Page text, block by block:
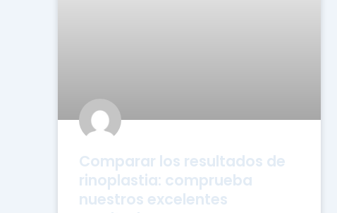
Comparar los resultados de
rinoplastia: comprueba
nuestros excelentes